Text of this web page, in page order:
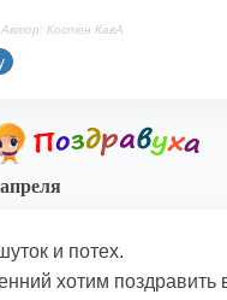
Костен КавА
и потех.
хотим поздравить